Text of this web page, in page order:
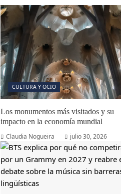
CULTURA Y OCIO
Los monumentos más visitados y su
impacto en la economía mundial
Claudia Nogueira
julio 30, 2026